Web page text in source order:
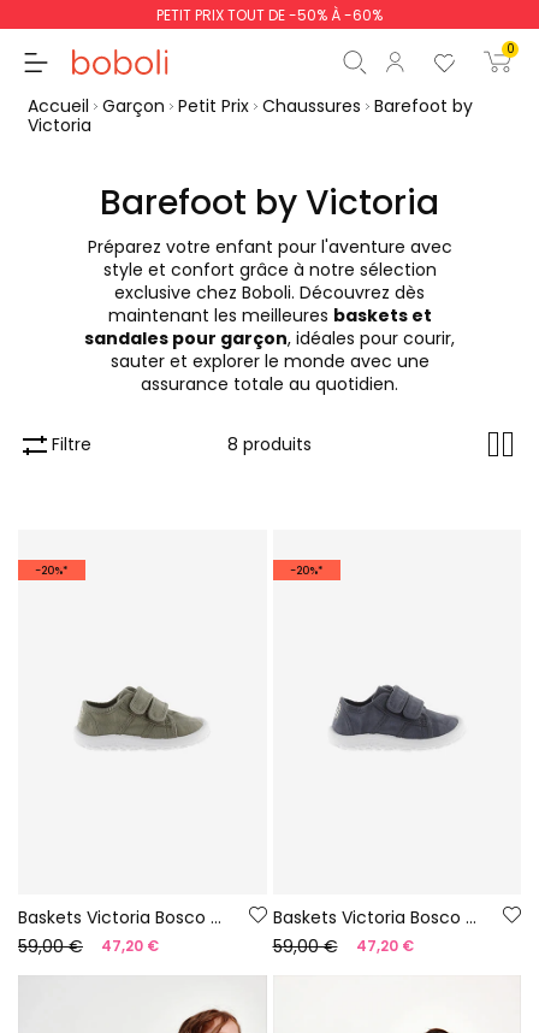
PETIT PRIX TOUT DE -50% À -60%
0
poursuit Commencer la
Accueil Garçon Petit Prix Chaussures Barefoot by
Victoria
Barefoot by Victoria
Préparez votre enfant pour l'aventure avec
style et confort grâce à notre sélection
exclusive chez Boboli. Découvrez dès
maintenant les meilleures baskets et
sandales pour garçon, idéales pour courir,
sauter et explorer le monde avec une
assurance totale au quotidien.
Filtre 8 produits
-20%*
Baskets Victoria Bosco barefoot en toile couleur aloe
59,00 €
47,20 €
-20%*
Baskets Victoria Bosco barefoot en toile couleur nuit
59,00 €
47,20 €